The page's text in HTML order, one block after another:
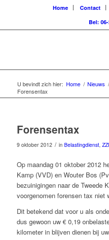
Home Contact
Bel:
U bevindt zich hier: Home / Nieuws /
Forensentax
Forensentax
9 oktober 2012 / in Belastingdienst,
Op maandag 01 oktober 2012
Kamp (VVD) en Wouter Bos
bezuinigingen naar de Tweede
voorgenomen forensen tax niet
Dit betekend dat voor u als
dus gewoon uw € 0,19
kilometer in blijven dienen bij